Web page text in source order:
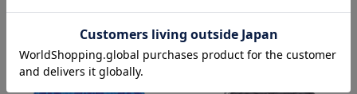
¥4,400(税込) ¥7,200(税込)